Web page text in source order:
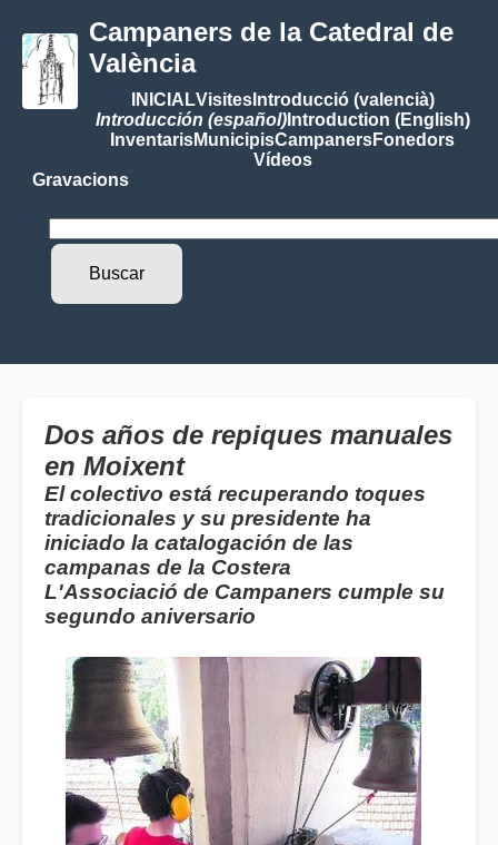
Campaners de la Catedral de
València
INICIALVisitesIntroducció (valencià)
Introducción (español)Introduction (English)
InventarisMunicipisCampanersFonedors
Vídeos
Gravacions
Dos años de repiques manuales
en Moixent
El colectivo está recuperando toques
tradicionales y su presidente ha
iniciado la catalogación de las
campanas de la Costera
L'Associació de Campaners cumple su
segundo aniversario